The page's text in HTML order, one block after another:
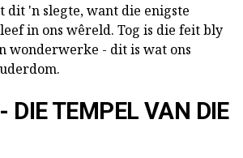
dit 'n slegte, want die enigste
in ons wêreld. Tog is die feit bly
wonderwerke - dit is wat ons
DIE TEMPEL VAN DIE